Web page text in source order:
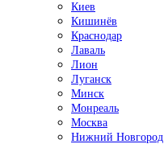
Киев
Кишинёв
Краснодар
Лаваль
Лион
Луганск
Минск
Монреаль
Москва
Нижний Новгород